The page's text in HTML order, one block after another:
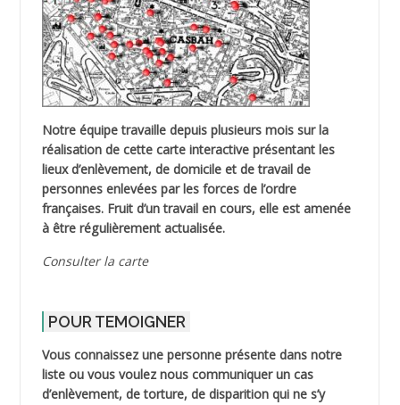
Notre équipe travaille depuis plusieurs mois sur la
réalisation de cette carte interactive présentant les
lieux d’enlèvement, de domicile et de travail de
personnes enlevées par les forces de l’ordre
françaises. Fruit d’un travail en cours, elle est amenée
à être régulièrement actualisée.
Consulter la carte
POUR TEMOIGNER
Vous connaissez une personne présente dans notre
liste ou vous voulez nous communiquer un cas
d’enlèvement, de torture, de disparition qui ne s’y